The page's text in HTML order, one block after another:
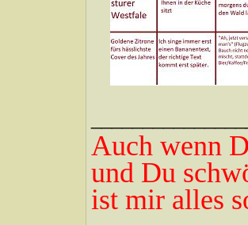
Auch wenn
und Du
ist mir alles